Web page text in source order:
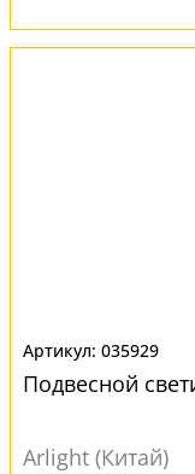
035929
Подвесной
Arlight (Китай)